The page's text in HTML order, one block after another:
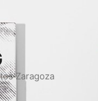
Zaragoza